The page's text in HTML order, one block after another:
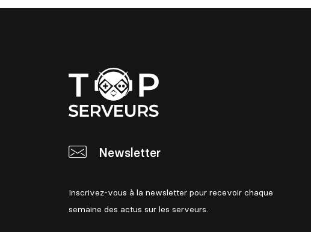
Newsletter
Inscrivez-vous à la newsletter pour recevoir chaque
semaine des actus sur les serveurs.